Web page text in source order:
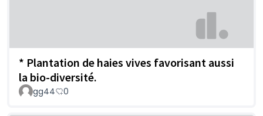
* Plantation de haies vives favorisant aussi
la bio-diversité.
gg44 0